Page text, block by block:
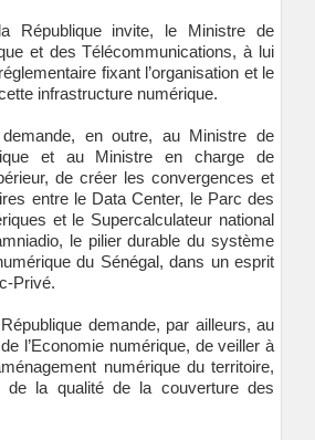
République invite, le Ministre de
et des Télécommunications, à lui
fixant l’organisation et le
infrastructure numérique.
en outre, au Ministre de
et au Ministre en charge de
de créer les convergences et
entre le Data Center, le Parc des
et le Supercalculateur national
le pilier durable du système
du Sénégal, dans un esprit
Privé.
demande, par ailleurs, au
l’Economie numérique, de veiller à
numérique du territoire,
de la qualité de la couverture des